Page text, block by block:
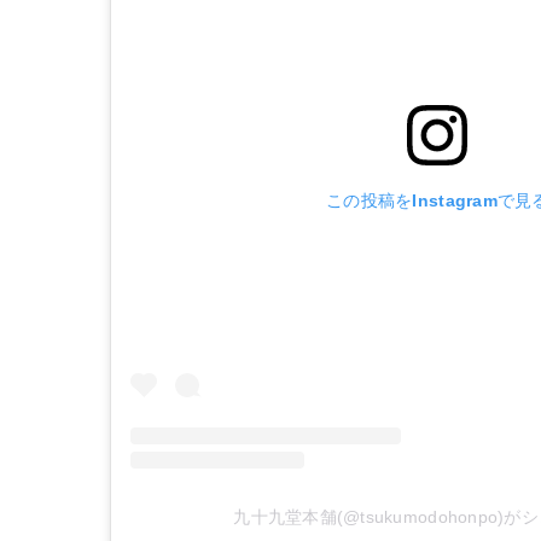
この投稿をInstagramで見
九十九堂本舗(@tsukumodohonpo)が